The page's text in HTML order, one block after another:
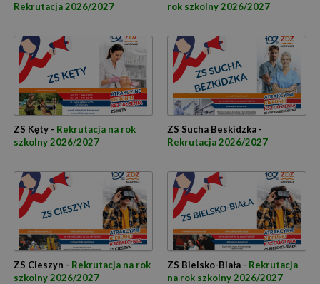
Rekrutacja 2026/2027
rok szkolny 2026/2027
ZS Kęty - Rekrutacja na rok
szkolny 2026/2027
ZS Sucha Beskidzka -
Rekrutacja 2026/2027
ZS Cieszyn - Rekrutacja na rok
szkolny 2026/2027
ZS Bielsko-Biała - Rekrutacja
na rok szkolny 2026/2027